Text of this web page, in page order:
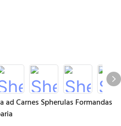
Carnes Spherulas Formandas